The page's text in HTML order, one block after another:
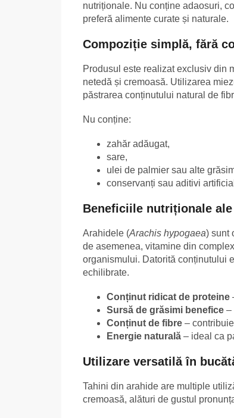
nutriționale. Nu conține adaosuri,
preferă alimente curate și naturale.
Compoziție simplă, fără
Produsul este realizat exclusiv din
netedă și cremoasă. Utilizarea
păstrarea conținutului natural de
Nu conține:
zahăr adăugat,
sare,
ulei de palmier sau alte
conservanți sau aditivi
Beneficiile nutriționale
Arahidele (Arachis hypogaea) sunt
de asemenea, vitamine din
organismului. Datorită conținutului
echilibrate.
Conținut ridicat de proteine
Sursă de grăsimi benefice –
Conținut de fibre –
Energie naturală – ideal ca
Utilizare versatilă în
Tahini din arahide are multiple
cremoasă, alături de gustul